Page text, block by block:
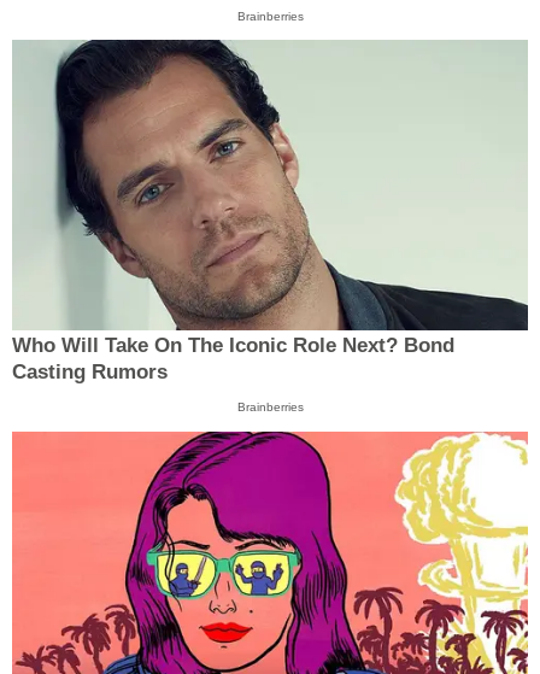
Brainberries
Who Will Take On The Iconic Role Next? Bond
Casting Rumors
Brainberries